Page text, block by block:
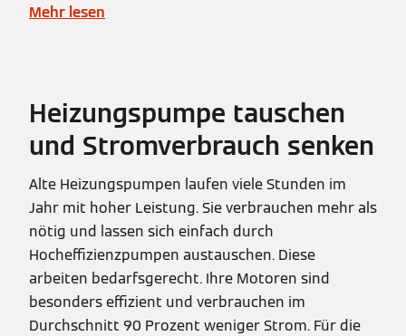
Mehr lesen
Heizungspumpe tauschen
und Stromverbrauch senken
Alte Heizungspumpen laufen viele Stunden im
Jahr mit hoher Leistung. Sie verbrauchen mehr als
nötig und lassen sich einfach durch
Hocheffizienzpumpen austauschen. Diese
arbeiten bedarfsgerecht. Ihre Motoren sind
besonders effizient und verbrauchen im
Durchschnitt 90 Prozent weniger Strom. Für die